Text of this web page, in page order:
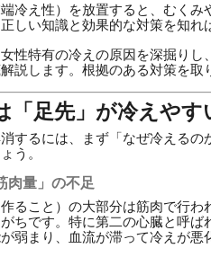
冷え性）を放置すると、むく
しい知識と効果的な対策を知れ
性特有の冷えの原因を深掘り
説します。根拠のある対策を取
「足先」が冷えや
するには、まず「なぜ冷える
う。
肉量」の不足
ること）の大部分は筋肉で行
ちです。特に第二の心臓と呼
弱まり、血流が滞って冷えが悪